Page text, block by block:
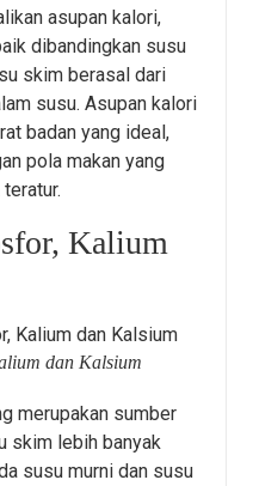
asupan kalori,
dibandingkan susu
skim berasal dari
susu. Asupan kalori
badan yang ideal,
pola makan yang
Kalium
dan Kalsium
merupakan sumber
skim lebih banyak
susu murni dan susu